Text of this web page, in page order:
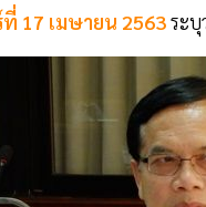
17 เมษายน 2563ระบุ